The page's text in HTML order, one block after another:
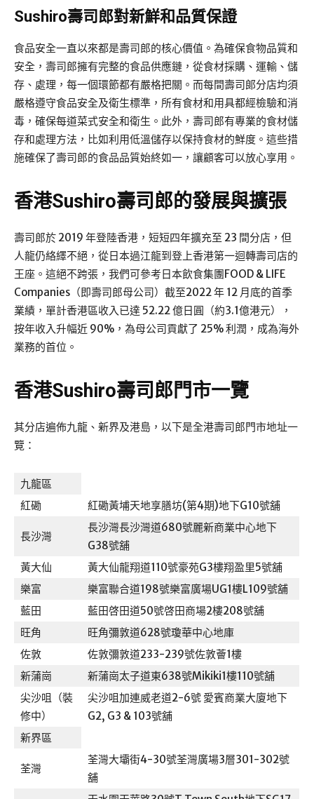
Sushiro壽司郎對新鮮和品質保證
食品安全一直以來都是壽司郎的核心價值。為確保食物品質和
安全，壽司郎擁有完整的食品供應鏈，從食材採購、運輸、儲
存、處理，每一個環節都有嚴格把關。而每間壽司郞分店均須
嚴格遵守食品安全及衛生標準，所有食材和用具都經檢驗和消
毒，確保每道菜式安全和衛生。此外，壽司郎有專業的食材儲
存和處理方法，比如利用低溫儲存以保持食材的鮮度。這些措
施確保了壽司郎的食品品質始終如一，讓顧客可以放心享用。
香港Sushiro壽司郎的發展與擴張
壽司郎於 2019 年登陸香港，短短四年擴充至 23 間分店，但
人龍仍絡繹不絕，從日本過江龍到登上香港第一迴轉壽司店的
王座。這絕不跨張，我們可參考日本飲食集團FOOD & LIFE
Companies（即壽司郎母公司）截至2022 年 12 月底的首季
業績，單計香港區收入已達 52.22 億日圓（約3.1億港元），
按年收入升幅近 90%，為母公司貢獻了 25% 利潤，成為海外
業務的首位。
香港Sushiro壽司郎門市一覽
其分店遍佈九龍、新界及港島，以下是全港壽司郎門市地址一
覽：
九龍區
紅磡
紅磡黃埔天地享膳坊(第4期)地下G10號舖
長沙灣
長沙灣長沙灣道680號麗新商業中心地下
G38號舖
黃大仙
黃大仙龍翔道110號豪苑G3樓翔盈里5號舖
樂富
樂富聯合道198號樂富廣場UG1樓L109號舖
藍田
藍田啓田道50號啓田商場2樓208號舖
旺角
旺角彌敦道628號瓊華中心地庫
佐敦
佐敦彌敦道233-239號佐敦薈1樓
新蒲崗
新蒲崗太子道東638號Mikiki1樓110號舖
尖沙咀（裝
修中）
尖沙咀加連威老道2-6號 愛賓商業大廈地下
G2, G3 & 103號舖
新界區
荃灣
荃灣大壩街4-30號荃灣廣場3層301-302號
舖